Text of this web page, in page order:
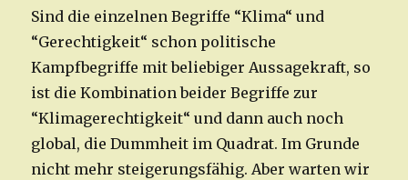
Sind die einzelnen Begriffe “Klima“ und
“Gerechtigkeit“ schon politische
Kampfbegriffe mit beliebiger Aussagekraft, so
ist die Kombination beider Begriffe zur
“Klimagerechtigkeit“ und dann auch noch
global, die Dummheit im Quadrat. Im Grunde
nicht mehr steigerungsfähig. Aber warten wir